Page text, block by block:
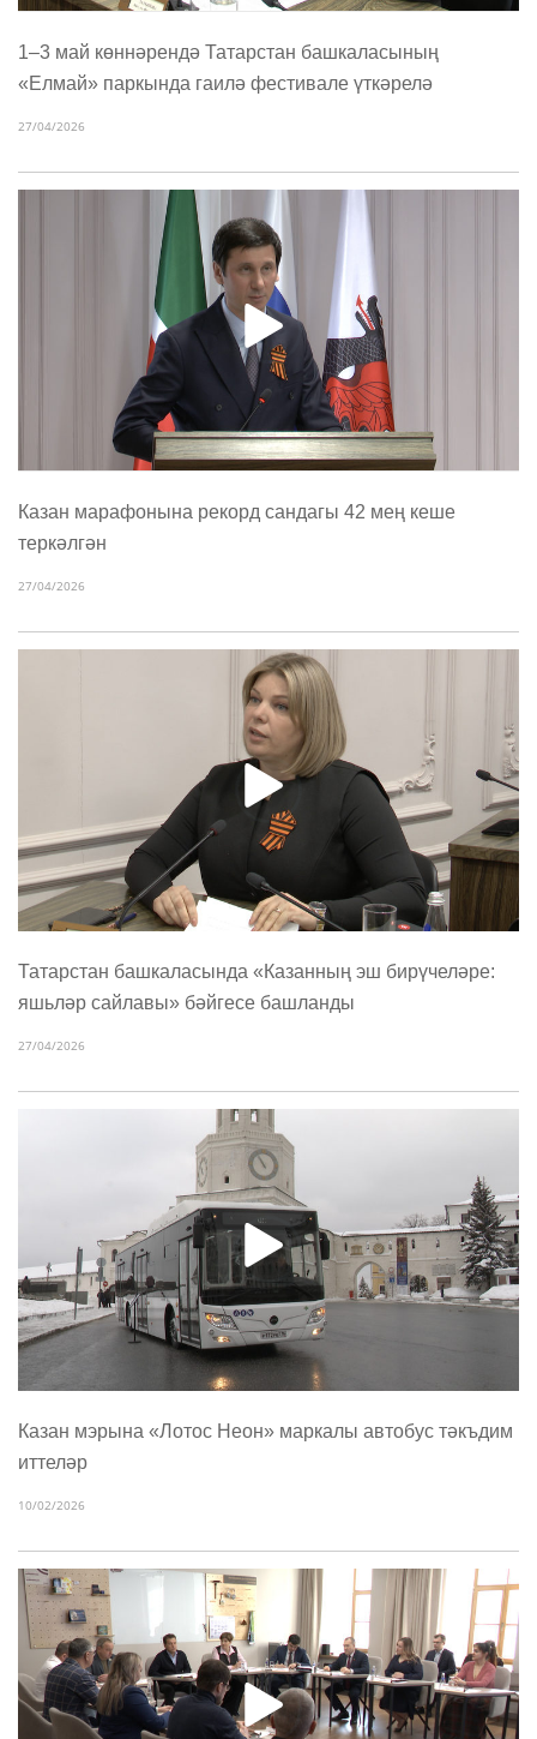
1–3 май көннәрендә Татарстан башкаласының
«Елмай» паркында гаилә фестивале үткәрелә
27/04/2026
Казан марафонына рекорд сандагы 42 мең кеше
теркәлгән
27/04/2026
Татарстан башкаласында «Казанның эш бирүчеләре:
яшьләр сайлавы» бәйгесе башланды
27/04/2026
Казан мэрына «Лотос Неон» маркалы автобус тәкъдим
иттеләр
10/02/2026